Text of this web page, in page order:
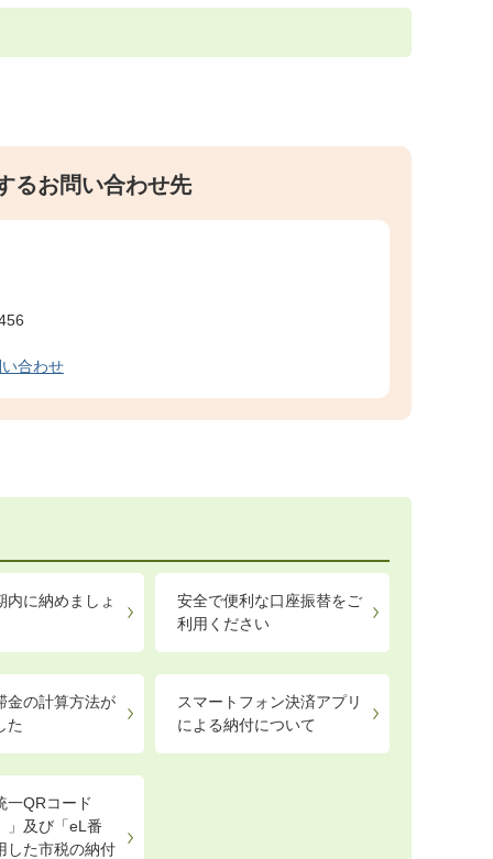
るお問い合わせ先
合わせ
内に納めましょ
安全で便利な口座振替をご
利用ください
金の計算方法が
た
スマートフォン決済アプリ
による納付について
一QRコード
」及び「eL番
した市税の納付